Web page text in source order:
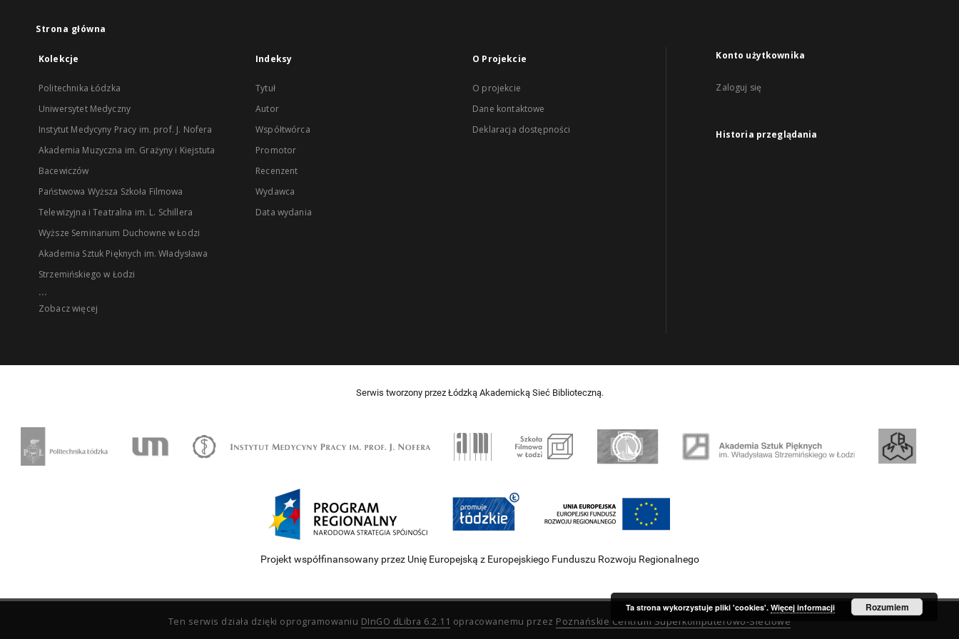
Strona główna
Kolekcje
Politechnika Łódzka
Uniwersytet Medyczny
Instytut Medycyny Pracy im. prof. J. Nofera
Akademia Muzyczna im. Grażyny i Kiejstuta
Bacewiczów
Państwowa Wyższa Szkoła Filmowa
Telewizyjna i Teatralna im. L. Schillera
Wyższe Seminarium Duchowne w Łodzi
Akademia Sztuk Pięknych im. Władysława
Strzemińskiego w Łodzi
...
Zobacz więcej
Indeksy
Tytuł
Autor
Współtwórca
Promotor
Recenzent
Wydawca
Data wydania
O Projekcie
O projekcie
Dane kontaktowe
Deklaracja dostępności
Konto użytkownika
Zaloguj się
Historia przeglądania
Serwis tworzony przez Łódzką Akademicką Sieć Biblioteczną.
Projekt współfinansowany przez Unię Europejską z Europejskiego Funduszu Rozwoju Regionalnego
Ten serwis działa dzięki oprogramowaniu DInGO dLibra 6.2.11 opracowanemu przez Poznańskie Centrum Superkomputerowo-Sieciowe
Ta strona wykorzystuje pliki 'cookies'. Więcej informacji Rozumiem